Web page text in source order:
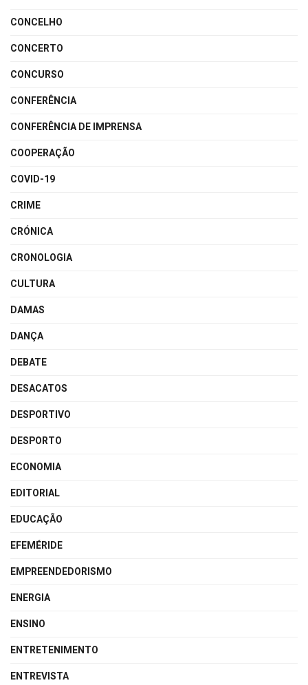
CONCELHO
CONCERTO
CONCURSO
CONFERÊNCIA
CONFERÊNCIA DE IMPRENSA
COOPERAÇÃO
COVID-19
CRIME
CRÓNICA
CRONOLOGIA
CULTURA
DAMAS
DANÇA
DEBATE
DESACATOS
DESPORTIVO
DESPORTO
ECONOMIA
EDITORIAL
EDUCAÇÃO
EFEMÉRIDE
EMPREENDEDORISMO
ENERGIA
ENSINO
ENTRETENIMENTO
ENTREVISTA